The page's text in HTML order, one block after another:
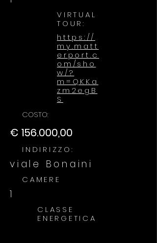
VIRTUAL
TOUR:
https://
my.matt
erport.c
om/sho
w/?
m=QKKa
zm2egB
S
COSTO:
€ 156.000,00
INDIRIZZO:
viale Bonaini
CAMERE
1
CLASSE
ENERGETICA